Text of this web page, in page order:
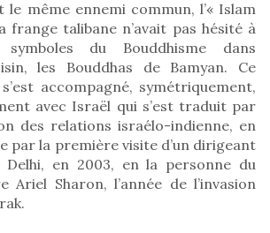
le même ennemi commun, l’« Islam
frange talibane n’avait pas hésité à
du Bouddhisme dans
les Bouddhas de Bamyan. Ce
accompagné, symétriquement,
avec Israël qui s’est traduit par
des relations israélo-indienne, en
par la première visite d’un dirigeant
Delhi, en 2003, en la personne du
Ariel Sharon, l’année de l’invasion